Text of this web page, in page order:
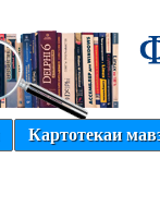
Картотекаи